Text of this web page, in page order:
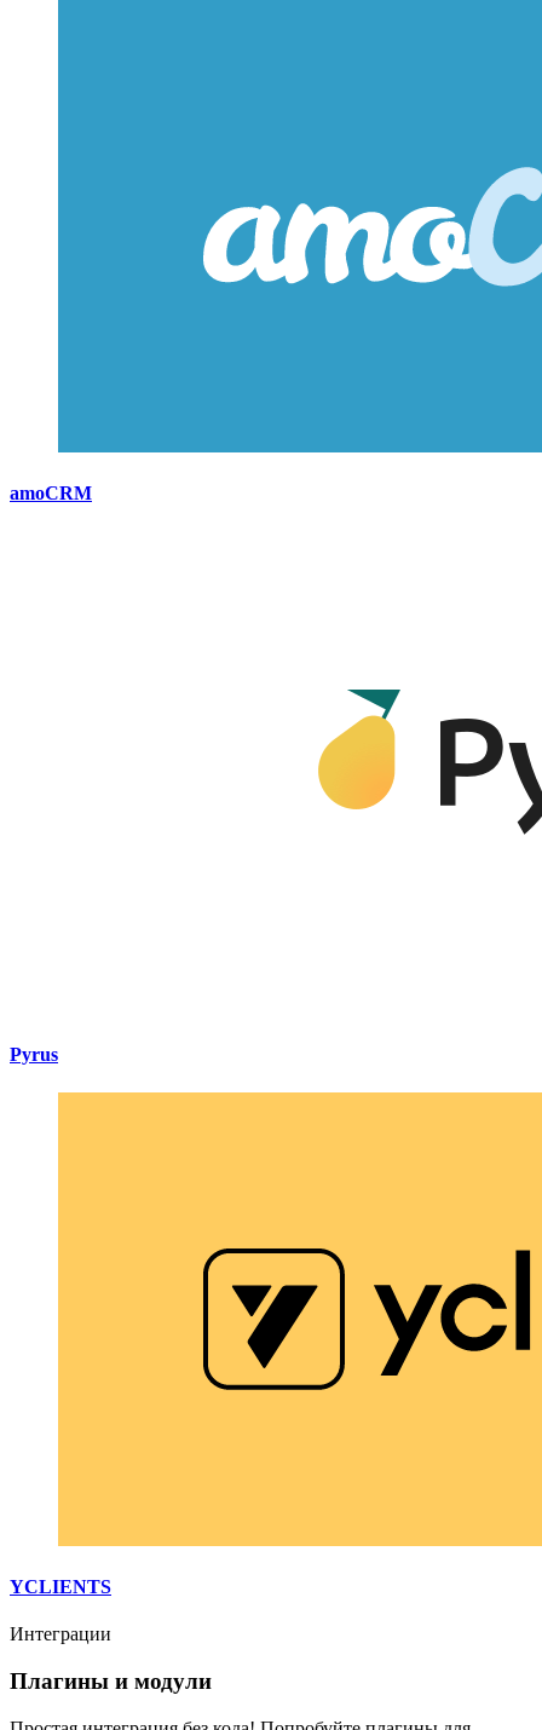
amoCRM
Pyrus
YCLIENTS
Интеграции
Плагины и модули